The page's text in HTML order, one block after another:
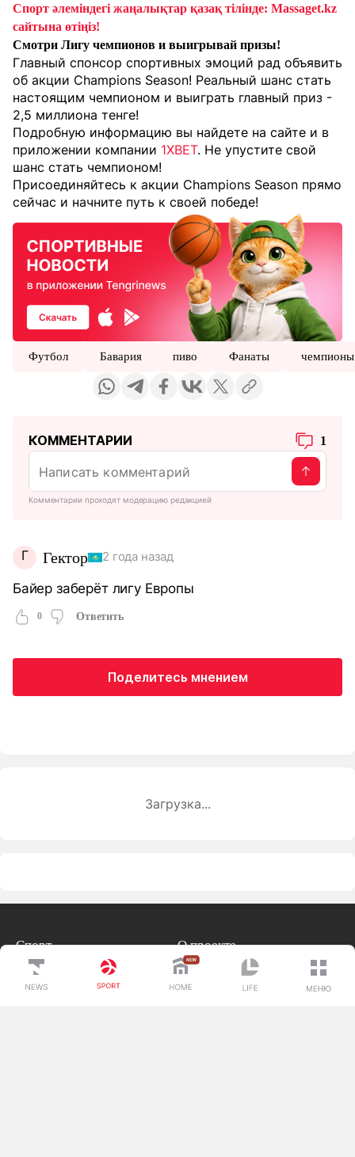
Спорт әлеміндегі жаңалықтар қазақ тілінде: Massaget.kz
сайтына өтіңіз!
Смотри Лигу чемпионов и выигрывай призы!
Главный спонсор спортивных эмоций рад объявить
об акции Champions Season! Реальный шанс стать
настоящим чемпионом и выиграть главный приз -
2,5 миллиона тенге!
Подробную информацию вы найдете на сайте и в
приложении компании 1XBET. Не упустите свой
шанс стать чемпионом!
Присоединяйтесь к акции Champions Season прямо
сейчас и начните путь к своей победе!
Футбол Бавария пиво Фанаты чемпионы
КОММЕНТАРИИ 1
Комментарии проходят модерацию редакцией
Г Гектор 2 года назад
Байер заберёт лигу Европы
0 Ответить
Поделитесь мнением
Загрузка...
Спорт
Вокруг спорта
Тренды
О проекте
Контакты редакции
Реклама